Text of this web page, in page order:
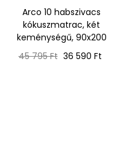
Arco 10 habszivacs
kókuszmatrac, két
keménységű, 90x200
Normál
45 795 Ft Ár
36 590 Ft